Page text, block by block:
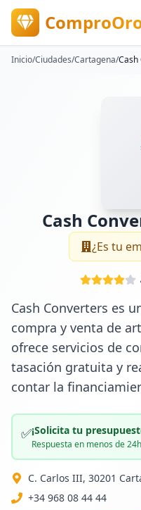
Inicio/Ciudades/Cartagena/
Cash
¿Es tu
Cash Converters es
compra y venta de
ofrece servicios de
tasación gratuita y
contar la
✅¡Solicita tu
Respuesta en menos de
C. Carlos III, 30201
+34 968 08 44 44